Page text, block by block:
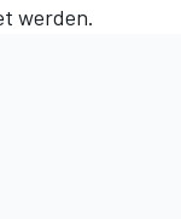
werden.